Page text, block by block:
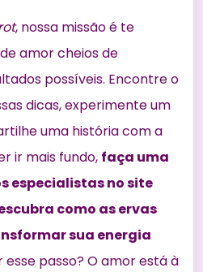
, nossa missão é te
amor cheios de
possíveis. Encontre o
dicas, experimente um
uma história com a
ir mais fundo, faça uma
especialistas nosite
como as ervas
sua energia
esse passo? O amor está à